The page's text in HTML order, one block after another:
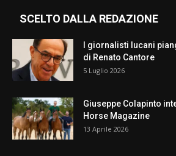
SCELTO DALLA REDAZIONE
I giornalisti lucani
di Renato Cantore
5 Luglio 2026
Giuseppe Colapinto
Horse Magazine
13 Aprile 2026